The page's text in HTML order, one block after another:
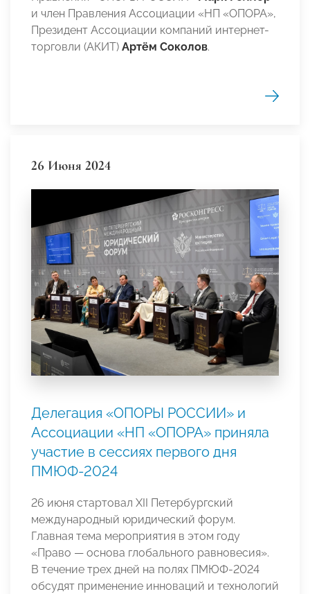
и член Правления Ассоциации «НП «ОПОРА»,
Президент Ассоциации компаний интернет-
торговли (АКИТ) Артём Соколов.
26 Июня 2024
Делегация «ОПОРЫ РОССИИ» и
Ассоциации «НП «ОПОРА» приняла
участие в сессиях первого дня
ПМЮФ-2024
26 июня стартовал XII Петербургский
международный юридический форум.
Главная тема мероприятия в этом году
«Право — основа глобального равновесия».
В течение трех дней на полях ПМЮФ-2024
обсудят применение инноваций и технологий